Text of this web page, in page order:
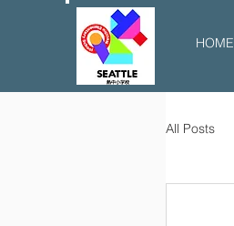
HOME
All Posts